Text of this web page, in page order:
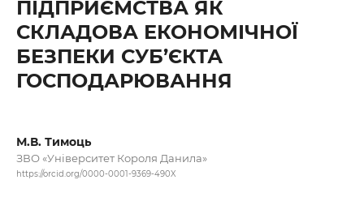
ПІДПРИЄМСТВА ЯК
СКЛАДОВА ЕКОНОМІЧНОЇ
БЕЗПЕКИ СУБ’ЄКТА
ГОСПОДАРЮВАННЯ
М.В. Тимоць
ЗВО «Університет Короля Данила»
https://orcid.org/0000-0001-9369-490X